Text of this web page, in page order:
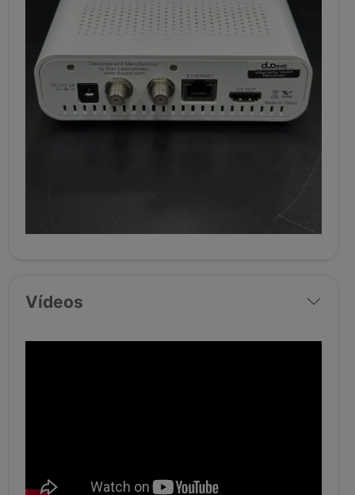
Vídeos